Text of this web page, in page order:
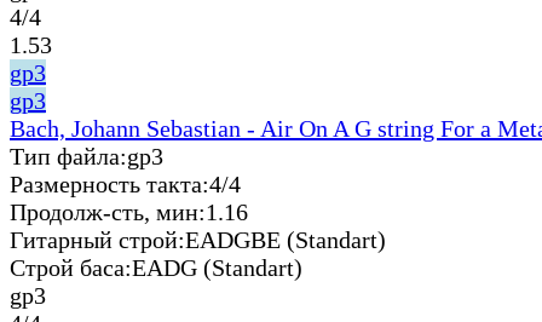
4/4
1.53
gp3
gp3
Bach, Johann Sebastian - Air On A G string For a
Тип файла:gp3
Размерность такта:4/4
Продолж-сть, мин:1.16
Гитарный строй:EADGBE (Standart)
Строй баса:EADG (Standart)
gp3